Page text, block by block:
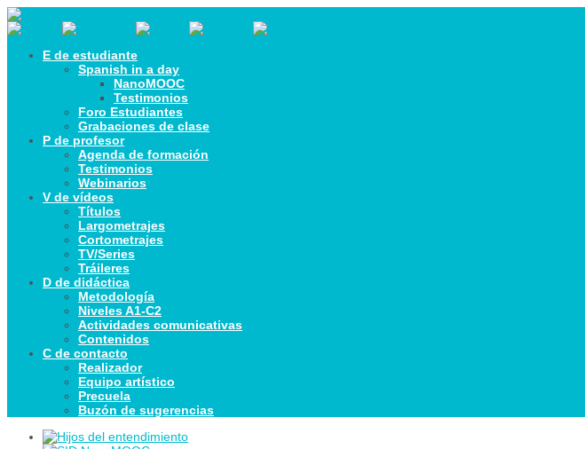
E de estudiante
Spanish in a day
NanoMOOC
Testimonios
Foro Estudiantes
Grabaciones de clase
P de profesor
Agenda de formación
Testimonios
Webinarios
V de vídeos
Títulos
Largometrajes
Cortometrajes
TV/Series
Tráileres
D de didáctica
Metodología
Niveles A1-C2
Actividades comunicativas
Contenidos
C de contacto
Realizador
Equipo artístico
Precuela
Buzón de sugerencias